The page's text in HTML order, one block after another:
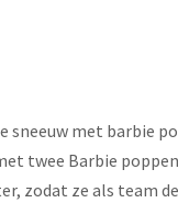
sneeuw met barbie
twee Barbie
zodat ze als team